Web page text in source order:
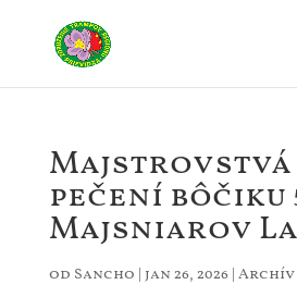
Majstrovstvá
pečení
Majsniarov
od Sancho | jan 26, 2026|